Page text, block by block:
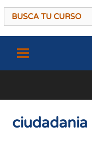
contenido
ciudadania